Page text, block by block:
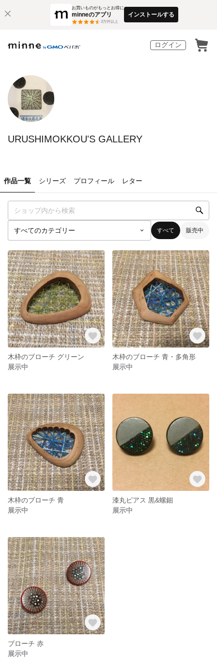
お買いものがもっとお得に
minneのアプリ
3万件以上
インストールする
ログイン
URUSHIMOKKOU'S GALLERY
作品一覧 シリーズ プロフィール レター
すべて 販売中
木枠のブローチ グリーン
展示中
木枠のブローチ 青・多角形
展示中
木枠のブローチ 青
展示中
漆丸ピアス 黒&螺鈿
展示中
ブローチ 赤
展示中